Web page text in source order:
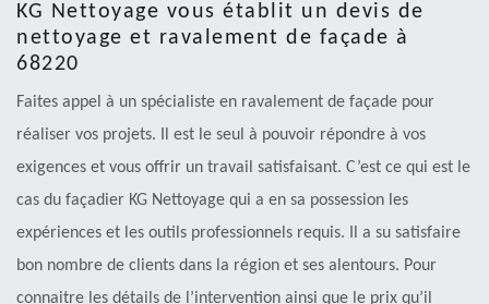
KG Nettoyage vous établit un devis de
nettoyage et ravalement de façade à
68220
Faites appel à un spécialiste en ravalement de façade pour
réaliser vos projets. Il est le seul à pouvoir répondre à vos
exigences et vous offrir un travail satisfaisant. C’est ce qui est le
cas du façadier KG Nettoyage qui a en sa possession les
expériences et les outils professionnels requis. Il a su satisfaire
bon nombre de clients dans la région et ses alentours. Pour
connaitre les détails de l’intervention ainsi que le prix qu’il